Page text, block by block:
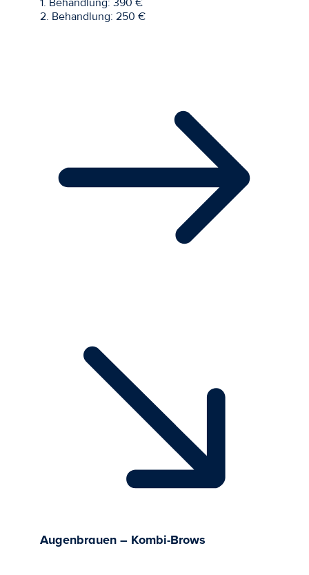
2. Behandlung: 250 €
Augenbrauen – Kombi-Brows